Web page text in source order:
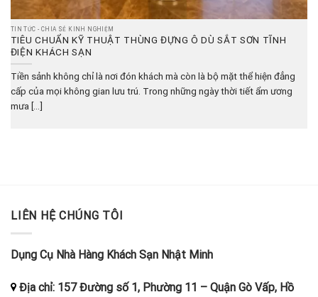
TIN TỨC - CHIA SẺ KINH NGHIỆM
TIÊU CHUẨN KỸ THUẬT THÙNG ĐỰNG Ô DÙ SẮT SƠN TĨNH
ĐIỆN KHÁCH SẠN
Tiền sảnh không chỉ là nơi đón khách mà còn là bộ mặt thể hiện đẳng
cấp của mọi không gian lưu trú. Trong những ngày thời tiết ẩm ương
mưa [...]
LIÊN HỆ CHÚNG TÔI
Dụng Cụ Nhà Hàng Khách Sạn Nhật Minh
Địa chỉ: 157 Đường số 1, Phường 11 – Quận Gò Vấp, Hồ